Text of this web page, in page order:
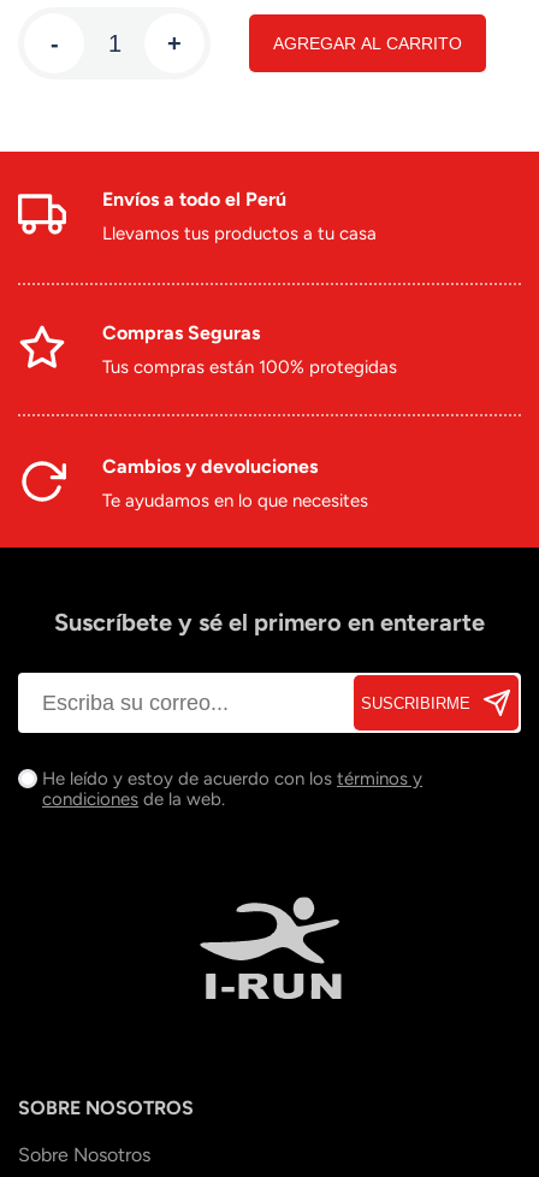
- + AGREGAR AL CARRITO
Envíos a todo el Perú
Llevamos tus productos a tu casa
Compras Seguras
Tus compras están 100% protegidas
Cambios y devoluciones
Te ayudamos en lo que necesites
Suscríbete y sé el primero en enterarte
SUSCRIBIRME
He leído y estoy de acuerdo con los términos y
condiciones de la web.
SOBRE NOSOTROS
Sobre Nosotros